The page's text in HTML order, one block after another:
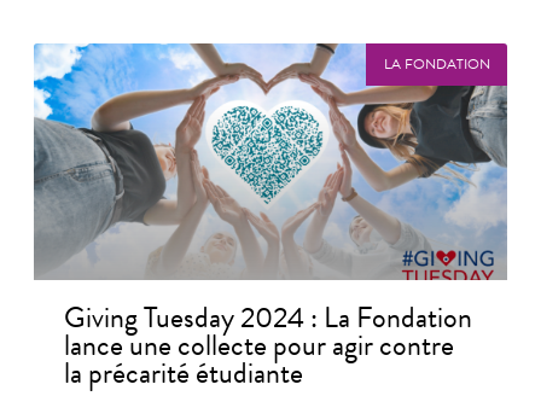
LA FONDATION
Giving Tuesday 2024 : La Fondation
lance une collecte pour agir contre
la précarité étudiante